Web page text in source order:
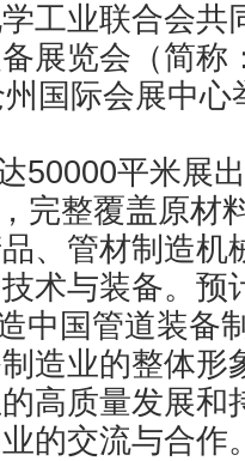
工业联合会共
展览会（简称
国际会展中心
平米展
完整覆盖原材
、管材制造机
术与装备。预
中国管道装备
造业的整体形
高质量发展和
的交流与合作